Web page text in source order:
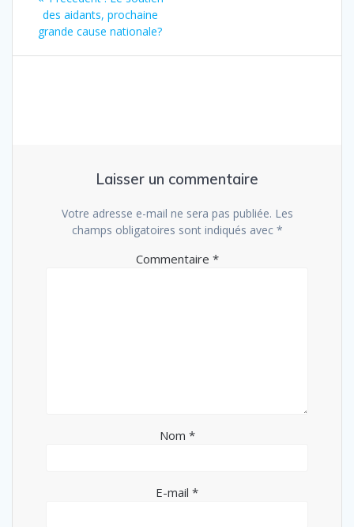
l’article
précédent
:
des aidants, prochaine
grande cause nationale?
Laisser un commentaire
Votre adresse e-mail ne sera pas publiée. Les
champs obligatoires sont indiqués avec *
Commentaire *
Nom *
E-mail *